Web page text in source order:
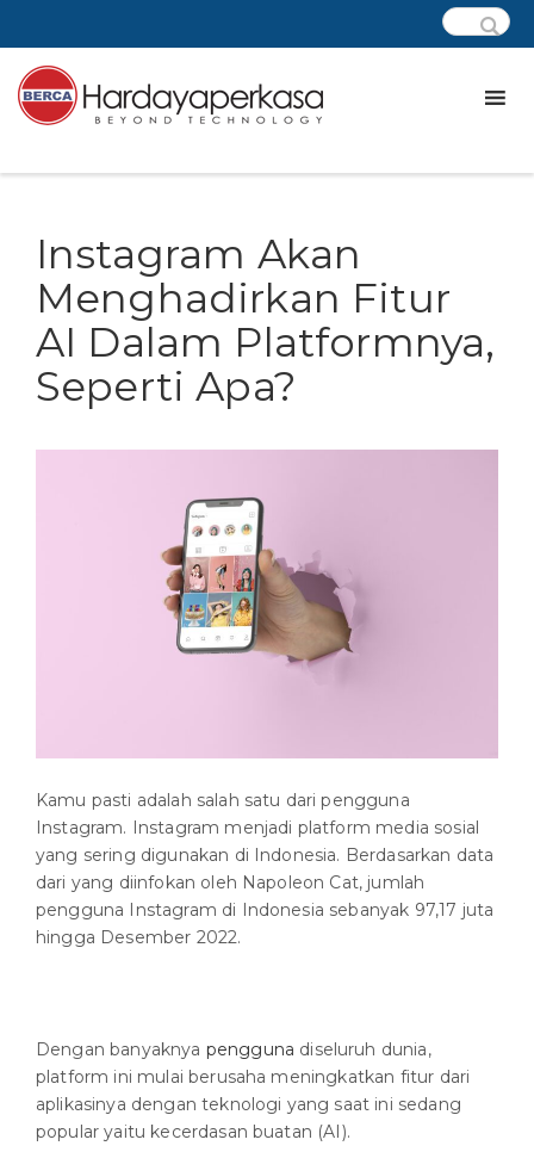
Instagram Akan
Menghadirkan Fitur
AI Dalam Platformnya,
Seperti Apa?
Kamu pasti adalah salah satu dari pengguna
Instagram. Instagram menjadi platform media sosial
yang sering digunakan di Indonesia. Berdasarkan data
dari yang diinfokan oleh Napoleon Cat, jumlah
pengguna Instagram di Indonesia sebanyak 97,17 juta
hingga Desember 2022.
Dengan banyaknya pengguna diseluruh dunia,
platform ini mulai berusaha meningkatkan fitur dari
aplikasinya dengan teknologi yang saat ini sedang
popular yaitu kecerdasan buatan (AI).